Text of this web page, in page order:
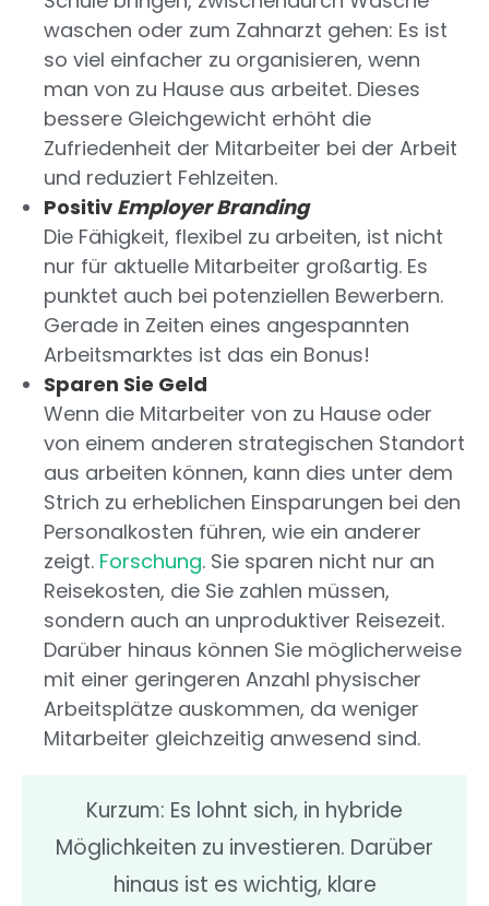
waschen oder zum Zahnarzt gehen: Es ist
so viel einfacher zu organisieren, wenn
man von zu Hause aus arbeitet. Dieses
bessere Gleichgewicht erhöht die
Zufriedenheit der Mitarbeiter bei der Arbeit
und reduziert Fehlzeiten.
Positiv Employer Branding
Die Fähigkeit, flexibel zu arbeiten, ist nicht
nur für aktuelle Mitarbeiter großartig. Es
punktet auch bei potenziellen Bewerbern.
Gerade in Zeiten eines angespannten
Arbeitsmarktes ist das ein Bonus!
Sparen Sie Geld
Wenn die Mitarbeiter von zu Hause oder
von einem anderen strategischen Standort
aus arbeiten können, kann dies unter dem
Strich zu erheblichen Einsparungen bei den
Personalkosten führen, wie ein anderer
zeigt. Forschung. Sie sparen nicht nur an
Reisekosten, die Sie zahlen müssen,
sondern auch an unproduktiver Reisezeit.
Darüber hinaus können Sie möglicherweise
mit einer geringeren Anzahl physischer
Arbeitsplätze auskommen, da weniger
Mitarbeiter gleichzeitig anwesend sind.
Kurzum: Es lohnt sich, in hybride
Möglichkeiten zu investieren. Darüber
hinaus ist es wichtig, klare